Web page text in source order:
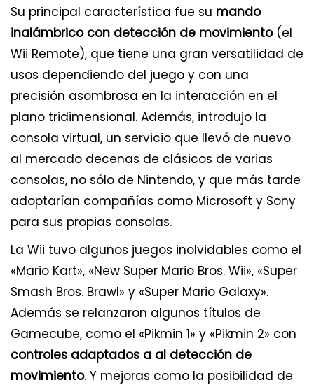
Su principal característica fue su mando
inalámbrico con detección de movimiento(el
Wii Remote), que tiene una gran versatilidad de
usos dependiendo del juego y con una
precisión asombrosa en la interacción en el
plano tridimensional. Además, introdujo la
consola virtual, un servicio que llevó de nuevo
al mercado decenas de clásicos de varias
consolas, no sólo de Nintendo, y que más tarde
adoptarían compañías como Microsoft y Sony
para sus propias consolas.
La Wii tuvo algunos juegos inolvidables como el
«Mario Kart», «New Super Mario Bros. Wii», «Super
Smash Bros. Brawl» y «Super Mario Galaxy».
Además se relanzaron algunos títulos de
Gamecube, como el «Pikmin 1» y «Pikmin 2» con
controles adaptados a al detección de
movimiento. Y mejoras como la posibilidad de